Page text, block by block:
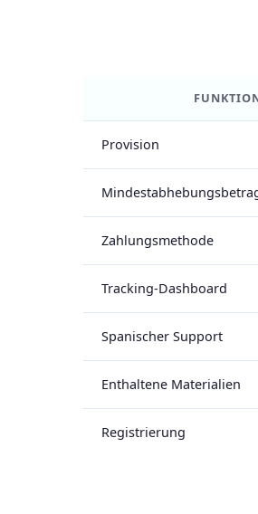
Provision
Zahlungsmethode
Tracking-Dashboard
Spanischer Support
Enthaltene Materialien
Registrierung